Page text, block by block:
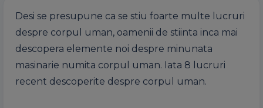
Desi se presupune ca se stiu foarte multe lucruri
despre corpul uman, oamenii de stiinta inca mai
descopera elemente noi despre minunata
masinarie numita corpul uman. Iata 8 lucruri
recent descoperite despre corpul uman.